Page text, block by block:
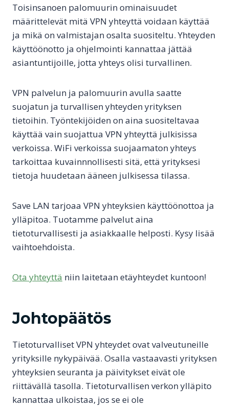
Toisinsanoen palomuurin ominaisuudet
määrittelevät mitä VPN yhteyttä voidaan käyttää
ja mikä on valmistajan osalta suositeltu. Yhteyden
käyttöönotto ja ohjelmointi kannattaa jättää
asiantuntijoille, jotta yhteys olisi turvallinen.
VPN palvelun ja palomuurin avulla saatte
suojatun ja turvallisen yhteyden yrityksen
tietoihin. Työntekijöiden on aina suositeltavaa
käyttää vain suojattua VPN yhteyttä julkisissa
verkoissa. WiFi verkoissa suojaamaton yhteys
tarkoittaa kuvainnnollisesti sitä, että yrityksesi
tietoja huudetaan ääneen julkisessa tilassa.
Save LAN tarjoaa VPN yhteyksien käyttöönottoa ja
ylläpitoa. Tuotamme palvelut aina
tietoturvallisesti ja asiakkaalle helposti. Kysy lisää
vaihtoehdoista.
Ota yhteyttä niin laitetaan etäyhteydet kuntoon!
Johtopäätös
Tietoturvalliset VPN yhteydet ovat valveutuneille
yrityksille nykypäivää. Osalla vastaavasti yrityksen
yhteyksien seuranta ja päivitykset eivät ole
riittävällä tasolla. Tietoturvallisen verkon ylläpito
kannattaa ulkoistaa, jos se ei ole